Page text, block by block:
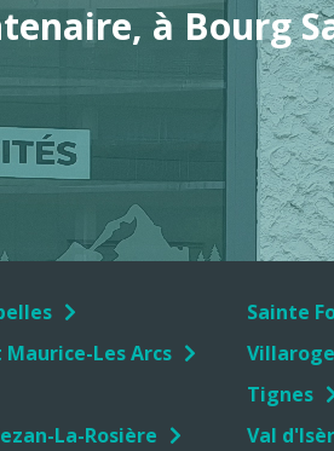
à Bourg
Maurice-Les Arcs
La-Rosière
Sainte
Tignes
Val